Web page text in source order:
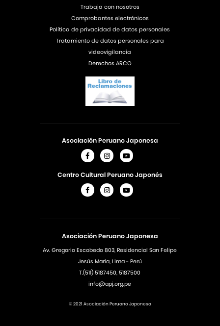
Asociación Peruano Japonesa
Av. Gregorio Escobedo 803, Residencial San Felipe
Jesús Maria, Lima - Perú
T.(511) 5187450, 5187500
info@apj.org.pe
Asociación Peruano Japonesa
Centro Cultural Peruano Japonés
Trabaja con nosotros
Comprobantes electrónicos
Política de privacidad de datos personales
Tratamiento de datos personales para
videovigilancia
Derechos ARCO
© 2021 Asociación Peruano Japonesa